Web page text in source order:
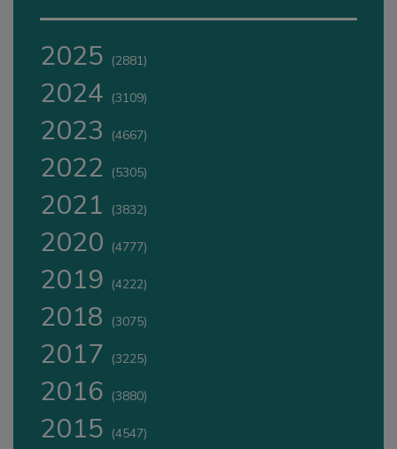
2025 (2881)
2024 (3109)
2023 (4667)
2022 (5305)
2021 (3832)
2020 (4777)
2019 (4222)
2018 (3075)
2017 (3225)
2016 (3880)
2015 (4547)